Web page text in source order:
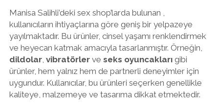
Manisa Salihli’deki sex shop’larda bulunan ,
kullanıcıların ihtiyaçlarına göre geniş bir yelpazeye
yayılmaktadır. Bu ürünler, cinsel yaşamı renklendirmek
ve heyecan katmak amacıyla tasarlanmıştır. Örneğin,
dildolar, vibratörlerve seks oyuncaklarıgibi
ürünler, hem yalnız hem de partnerli deneyimler için
uygundur. Kullanıcılar, bu ürünleri seçerken genellikle
kaliteye, malzemeye ve tasarıma dikkat etmektedir.